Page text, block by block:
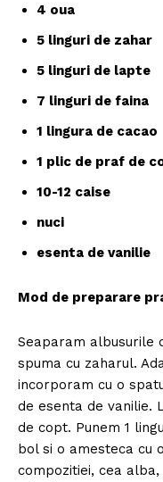
4 oua
5 linguri de zahar
5 linguri de lapte
7 linguri de faina
1 lingura de cacao
1 plic de praf de
10-12 caise
nuci
esenta de vanilie
Mod de preparare
Seaparam albusurile
spuma cu zaharul.
incorporam cu o
de esenta de vanilie.
de copt. Punem 1
bol si o amesteca cu
compozitiei, cea